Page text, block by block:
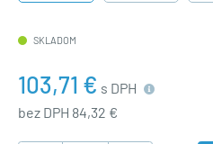
SKLADOM
103,71 € s DPH
bez DPH 84,32 €